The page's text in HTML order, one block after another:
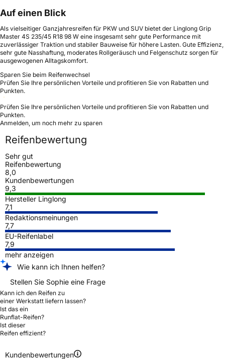
Auf einen Blick
Als vielseitiger Ganzjahresreifen für PKW und SUV bietet der Linglong Grip
Master 4S 235/45 R18 98 W eine insgesamt sehr gute Performance mit
zuverlässiger Traktion und stabiler Bauweise für höhere Lasten. Gute Effizienz,
sehr gute Nasshaftung, moderates Rollgeräusch und Felgenschutz sorgen für
ausgewogenen Alltagskomfort.
Sparen Sie beim Reifenwechsel
Prüfen Sie Ihre persönlichen Vorteile und profitieren Sie von Rabatten und
Punkten.
Prüfen Sie Ihre persönlichen Vorteile und profitieren Sie von Rabatten und
Punkten.
Anmelden, um noch mehr zu sparen
Reifenbewertung
Sehr gut
Reifenbewertung
8,0
Kundenbewertungen
9,3
Hersteller Linglong
7,1
Redaktionsmeinungen
7,7
EU-Reifenlabel
7,9
mehr anzeigen
Wie kann ich Ihnen helfen?
Stellen Sie Sophie eine Frage
Kann ich den Reifen zu
einer Werkstatt liefern lassen?
Ist das ein
Runflat-Reifen?
Ist dieser
Reifen effizient?
Kundenbewertungen